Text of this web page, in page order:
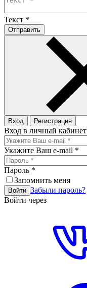
Текст *
Отправить
Вход Регистрация
Вход в личный кабинет
Укажите Ваш e-mail *
Пароль *
Запомнить меня
Войти Забыли пароль?
Войти через